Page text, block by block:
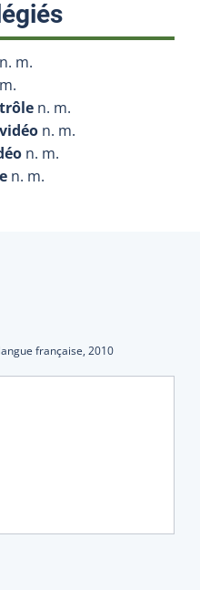
:
n. m.
n. m.
n. m.
n. m.
n. m.
française, 2010